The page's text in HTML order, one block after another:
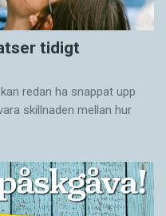
tidigt
redan ha snappat upp
skillnaden mellan hur